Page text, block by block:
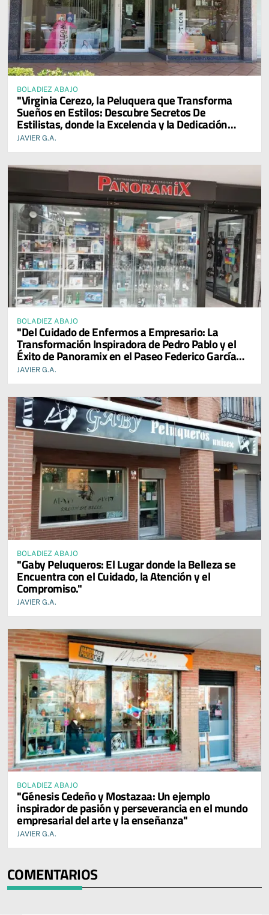
BOLADIEZ ABAJO
"Virginia Cerezo, la Peluquera que Transforma
Sueños en Estilos: Descubre Secretos De
Estilistas, donde la Excelencia y la Dedicación
Reinan en cada Servicio."
JAVIER G.A.
BOLADIEZ ABAJO
"Del Cuidado de Enfermos a Empresario: La
Transformación Inspiradora de Pedro Pablo y el
Éxito de Panoramix en el Paseo Federico García
Lorca"
JAVIER G.A.
BOLADIEZ ABAJO
"Gaby Peluqueros: El Lugar donde la Belleza se
Encuentra con el Cuidado, la Atención y el
Compromiso."
JAVIER G.A.
BOLADIEZ ABAJO
"Génesis Cedeño y Mostazaa: Un ejemplo
inspirador de pasión y perseverancia en el mundo
empresarial del arte y la enseñanza"
JAVIER G.A.
COMENTARIOS